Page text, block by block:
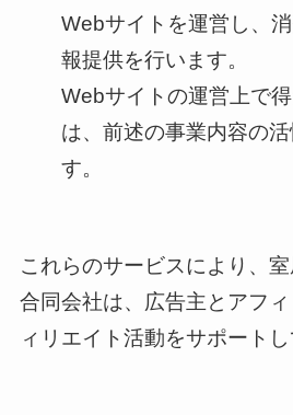
Webサイトを運営し、
報提供を行います。
Webサイトの運営上で
は、前述の事業内容の
す。
これらのサービスにより、
合同会社は、広告主とアフ
ィリエイト活動をサポートし